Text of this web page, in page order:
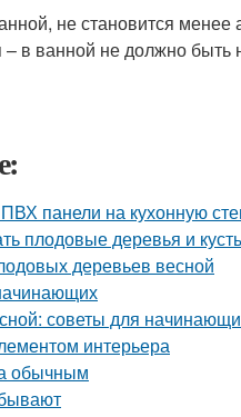
не становится менее
в ванной не должно быть
панели на кухонную
плодовые деревья и
деревьев весной
советы для
интерьера
обычным